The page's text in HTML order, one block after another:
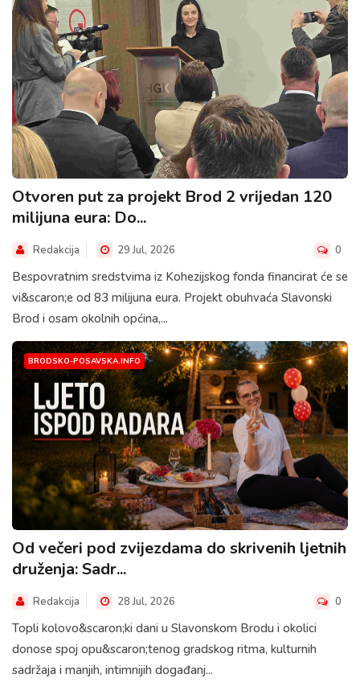
Otvoren put za projekt Brod 2 vrijedan 120
milijuna eura: Do...
Redakcija 29 Jul, 2026 0
Bespovratnim sredstvima iz Kohezijskog fonda financirat će se
vi&scaron;e od 83 milijuna eura. Projekt obuhvaća Slavonski
Brod i osam okolnih općina,...
BRODSKO-POSAVSKA.INFO
Od večeri pod zvijezdama do skrivenih ljetnih
druženja: Sadr...
Redakcija 28 Jul, 2026 0
Topli kolovo&scaron;ki dani u Slavonskom Brodu i okolici
donose spoj opu&scaron;tenog gradskog ritma, kulturnih
sadržaja i manjih, intimnijih događanj...